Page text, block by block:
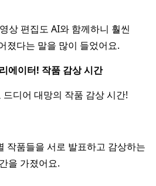
상 편집도 AI와 함께하니 훨씬
졌다는 말을 많이 들었어요.
에이터! 작품 감상 시간
디어 대망의 작품 감상 시간!
작품들을 서로 발표하고 감상하는
을 가졌어요.